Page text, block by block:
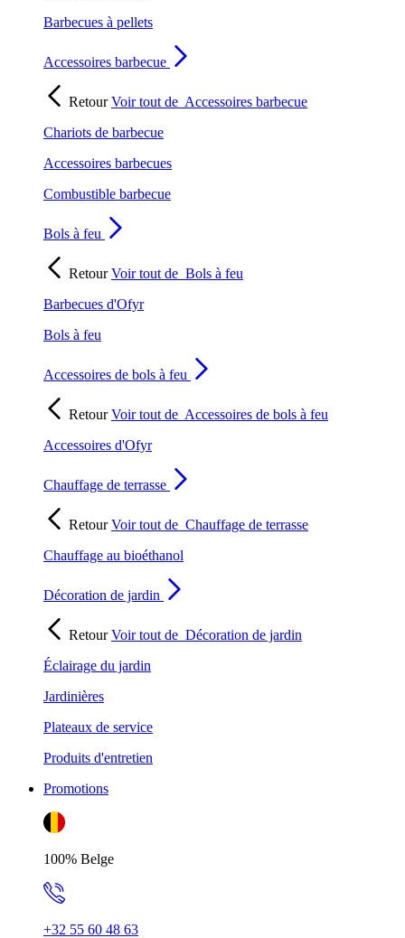
Barbecues à pellets
Accessoires barbecue
RetourVoir tout de Accessoires barbecue
Chariots de barbecue
Accessoires barbecues
Combustible barbecue
Bols à feu
RetourVoir tout de Bols à feu
Barbecues d'Ofyr
Bols à feu
Accessoires de bols à feu
RetourVoir tout de Accessoires de bols à feu
Accessoires d'Ofyr
Chauffage de terrasse
RetourVoir tout de Chauffage de terrasse
Chauffage au bioéthanol
Décoration de jardin
RetourVoir tout de Décoration de jardin
Éclairage du jardin
Jardinières
Plateaux de service
Produits d'entretien
Promotions
100% Belge
+32 55 60 48 63